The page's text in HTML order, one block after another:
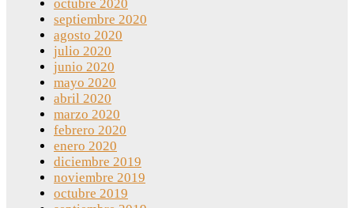
octubre 2020
septiembre 2020
agosto 2020
julio 2020
junio 2020
mayo 2020
abril 2020
marzo 2020
febrero 2020
enero 2020
diciembre 2019
noviembre 2019
octubre 2019